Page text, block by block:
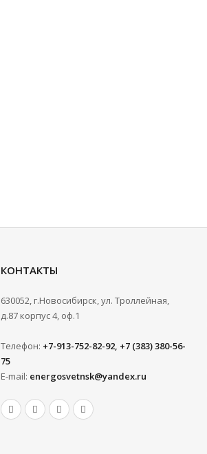
КОНТАКТЫ
630052, г.Новосибирск, ул. Троллейная,
д.87 корпус 4, оф.1
Телефон: +7-913-752-82-92, +7 (383) 380-56-
75
E-mail: energosvetnsk@yandex.ru